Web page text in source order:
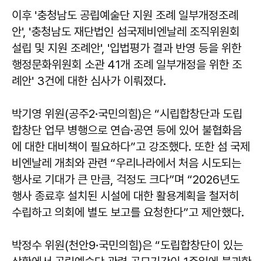
이후 '충청남도 공립예술단 지원 조례 일부개정조례
안', '충청남도 재단법인 섬국제비엔날레 조직위원회
설립 및 지원 조례안', '입법평가 결과 반영 등을 위한
행정문화위원회 소관 41개 조례 일부개정을 위한 조
례안' 3건에 대한 심사가 이뤄졌다.
박기영 위원(공주2·국민의힘)은 “시립합창단과 도립
합창단 업무 병행으로 연습·공연 등에 있어 불협화음
에 대한 대비책이 필요하다”고 강조했다. 또한 섬 국제
비엔날레 개최와 관련 “우리나라에서 처음 시도되는
행사로 기대가 큰 만큼, 걱정도 크다”며 “2026년도
행사 종료후 설치된 시설에 대한 활용계획을 철저히
수립하고 의회에 별도 보고를 요청한다”고 제안했다.
박정수 위원(천안9·국민의힘)은 “도립합창단이 있는